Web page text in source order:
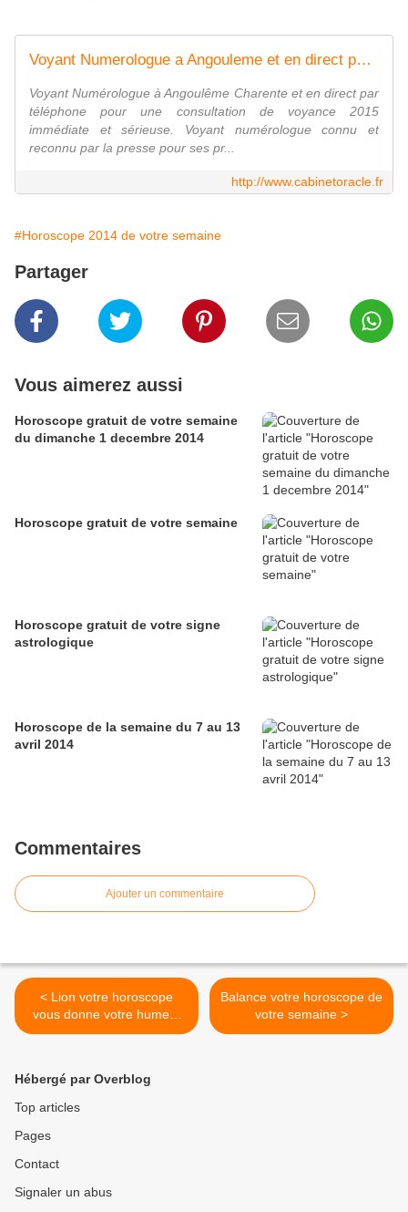
Voyant Numerologue a Angouleme et en direct par telephone pour une consultation de voyance 2015 serieuse. Voyant numerologue reconnu par la presse pour ses predictions de voyance 2014 - 2015 et ses consultations de voyance honnetes et precises. Meilleur v
Voyant Numérologue à Angoulême Charente et en direct par
téléphone pour une consultation de voyance 2015
immédiate et sérieuse. Voyant numérologue connu et
reconnu par la presse pour ses pr...
http://www.cabinetoracle.fr
#Horoscope 2014 de votre semaine
Partager
Vous aimerez aussi
Horoscope gratuit de votre semaine
du dimanche 1 decembre 2014
Horoscope gratuit de votre semaine
Horoscope gratuit de votre signe
astrologique
Horoscope de la semaine du 7 au 13
avril 2014
Commentaires
Ajouter un commentaire
< Lion votre horoscope
vous donne votre humeur
et l'avenir de votre amour
Balance votre horoscope de
votre semaine >
Hébergé par Overblog
Top articles
Pages
Contact
Signaler un abus